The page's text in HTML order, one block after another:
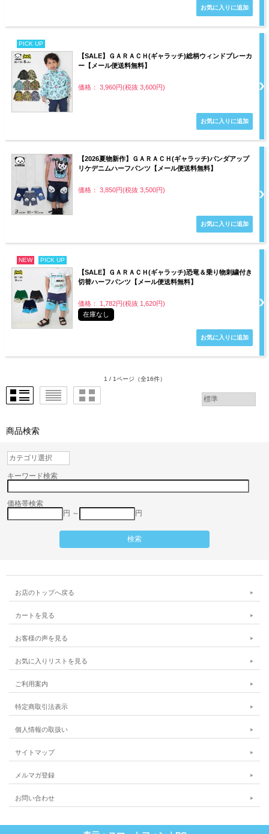
PICK UP
【SALE】ＧＡＲＡＣＨ(ギャラッチ)総柄ウィンドブレーカ
ー【メール便送料無料】
価格： 3,960円(税抜 3,600円)
【2026夏物新作】ＧＡＲＡＣＨ(ギャラッチ)パンダアップ
リケデニムハーフパンツ【メール便送料無料】
価格： 3,850円(税抜 3,500円)
NEW PICK UP
【SALE】ＧＡＲＡＣＨ(ギャラッチ)恐竜＆乗り物刺繍付き
切替ハーフパンツ【メール便送料無料】
価格： 1,782円(税抜 1,620円)
在庫なし
1 / 1ページ （全16件）
商品検索
キーワード検索
価格帯検索
円 ～
円
お店のトップへ戻る
カートを見る
お客様の声を見る
お気に入りリストを見る
ご利用案内
特定商取引法表示
個人情報の取扱い
サイトマップ
メルマガ登録
お問い合わせ